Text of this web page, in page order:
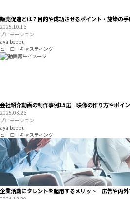
販売促進とは？目的や成功させるポイント・施策の
2025.10.16
プロモーション
aya.beppu
ヒーローキャスティング
会社紹介動画の制作事例15選！映像の作り方やポイ
2025.03.26
プロモーション
aya.beppu
ヒーローキャスティング
企業活動にタレントを起用するメリット｜広告や内